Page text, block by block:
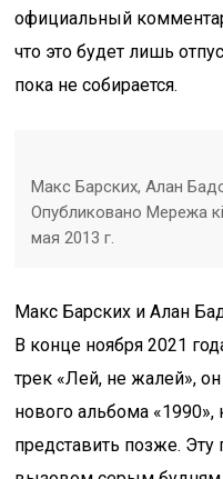
официальный
что это будет лишь
пока не собирается.
Макс Барских, Алан
Опубликовано Мережа
мая 2013 г.
Макс Барских и Алан
В конце ноября 2021
трек «Лей, не жалей»,
нового альбома
представить позже.